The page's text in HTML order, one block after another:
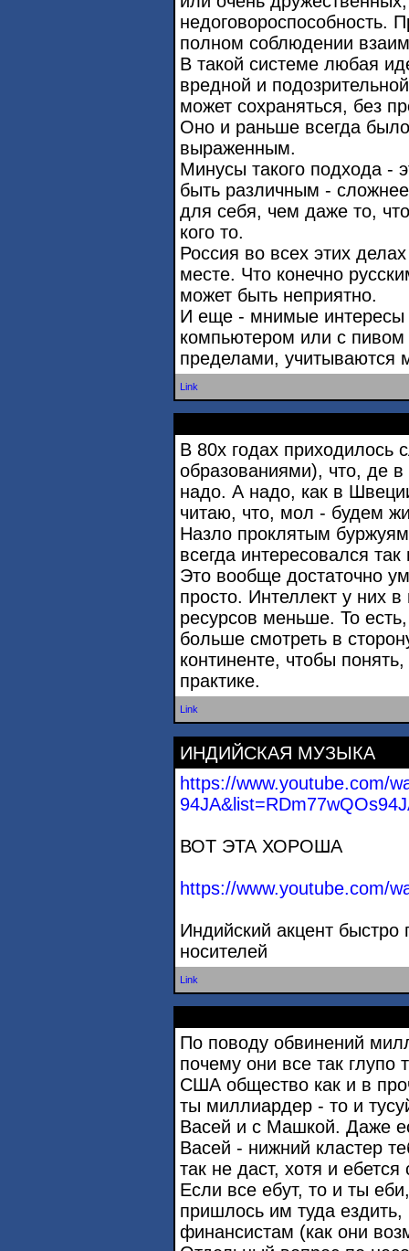
недоговороспособность.
полном соблюдении
В такой системе любая
вредной и
может сохраняться, без
Оно и раньше всегда
выраженным.
Минусы такого подхода -
быть различным -
для себя, чем даже то,
кого то.
Россия во всех этих
месте. Что конечно
может быть неприятно.
И еще - мнимые интересы
компьютером или с
пределами, учитываются
Link
В 80х годах приходилось
образованиями), что, де
надо. А надо, как в
читаю, что, мол - будем
Назло проклятым
всегда интересовался
Это вообще достаточно
просто. Интеллект у них
ресурсов меньше. То
больше смотреть в
континенте, чтобы
практике.
Link
ИНДИЙСКАЯ МУЗЫКА
https://www.youtube.com/
ВОТ ЭТА ХОРОША
https://www.youtube.com/
Индийский акцент
носителей
Link
По поводу обвинений
почему они все так глупо
США общество как и в
ты миллиардер - то и
Васей и с Машкой. Даже
Васей - нижний кластер
так не даст, хотя и
Если все ебут, то и ты
пришлось им туда
финансистам (как они